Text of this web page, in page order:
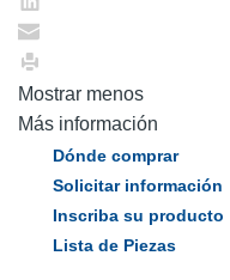
Mostrar menos
Más información
Dónde comprar
Solicitar información
Inscriba su producto
Lista de Piezas